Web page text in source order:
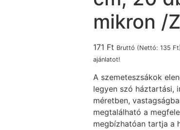
mikron /
171 Ft Bruttó (Nettó: 135 Ft
ajánlatot!
A szemeteszsákok
legyen szó háztartási,
méretben,
megtalálható a
megbízhatóan tartja a